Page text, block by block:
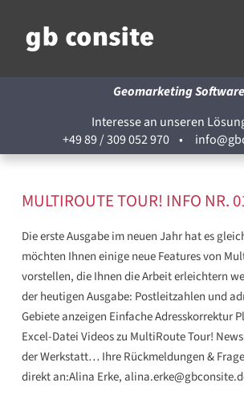
Geomarketing Software
Interesse an unseren
+49 89 / 309 052 970•
MULTIROUTE TOUR! INFO NR.
Die erste Ausgabe im neuen Jahr hat es
möchten Ihnen einige neue Features von
vorstellen, die Ihnen die Arbeit erleichtern
der heutigen Ausgabe: Postleitzahlen und
Gebiete anzeigen Einfache Adresskorrektur
Excel-Datei Videos zu MultiRoute Tour!
der Werkstatt… Ihre Rückmeldungen &
direkt an:Alina Erke,